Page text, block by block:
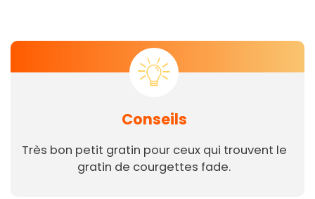
Conseils
Très bon petit gratin pour ceux qui trouvent le
gratin de courgettes fade.